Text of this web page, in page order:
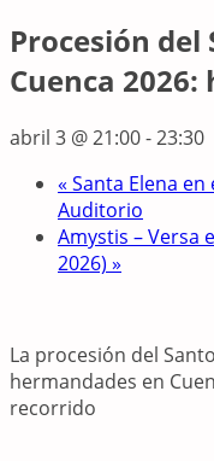
Procesión del
Cuenca
abril 3 @ 21:00-23:30
« Santa Elena en
Auditorio
Amystis – Versa
2026) »
La procesión del
hermandades en
recorrido